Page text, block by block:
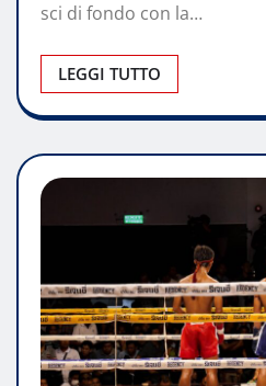
sci di fondo con la…
LEGGI TUTTO